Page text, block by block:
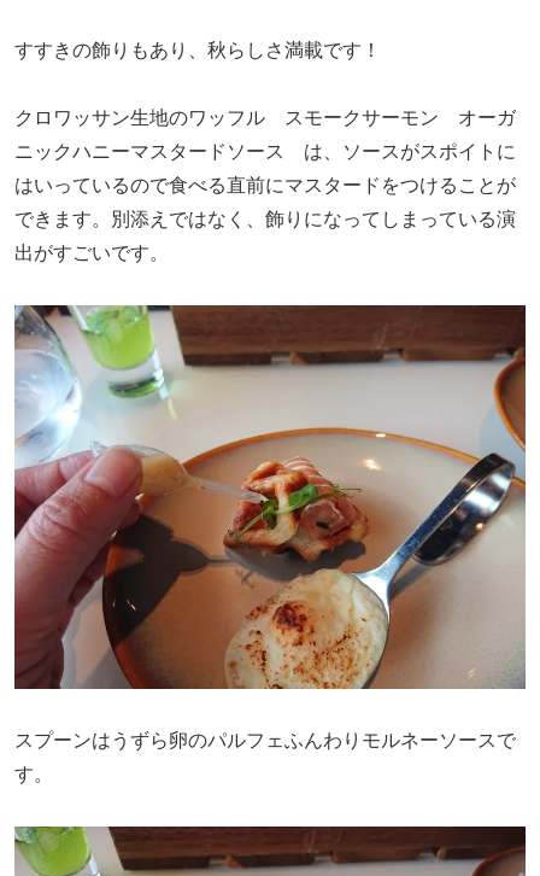
すすきの飾りもあり、秋らしさ満載です！
クロワッサン生地のワッフル スモークサーモン オーガ
ニックハニーマスタードソース は、ソースがスポイトに
はいっているので食べる直前にマスタードをつけることが
できます。別添えではなく、飾りになってしまっている演
出がすごいです。
スプーンはうずら卵のパルフェふんわりモルネーソースで
す。